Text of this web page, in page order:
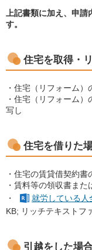
上記書類に加え、申
す。
住宅を取得・
・住宅（リフォーム
・住宅（リフォーム
写し
住宅を借りた
・住宅の賃貸借契約書
・賃料等の領収書ま
・
就労している人
KB; リッチテキストフ
引越をした場